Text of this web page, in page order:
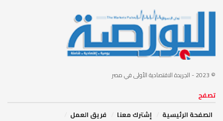
© 2023 - الجريدة الاقتصادية الأولى في مصر
تصفح
الصفحة الرئيسية
إشترك معنا
فريق العمل